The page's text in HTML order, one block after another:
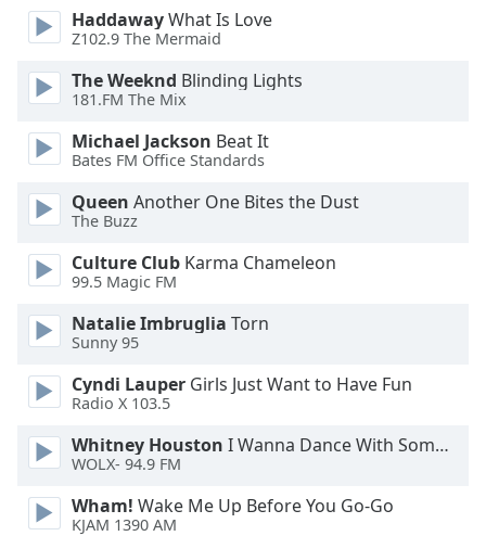
Background
Area
Background
Color
Opacity
Font
Text
Style
HaddawayWhat Is Love
Z102.9 The Mermaid
The Weeknd Blinding Lights
181.FM The Mix
Michael Jackson Beat It
Bates FM Office Standards
Queen Another One Bites the Dust
The Buzz
Culture Club Karma Chameleon
99.5 Magic FM
Natalie Imbruglia Torn
Sunny 95
Cyndi Lauper Girls Just Want to Have Fun
Radio X 103.5
Whitney Houston I Wanna Dance With Somebody
WOLX- 94.9 FM
Wham! Wake Me Up Before You Go-Go
KJAM 1390 AM